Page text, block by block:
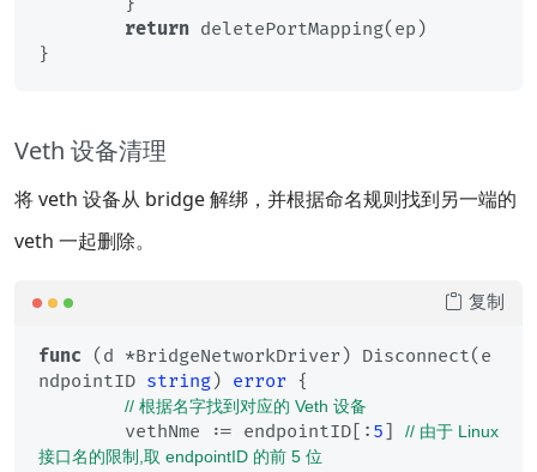
return deletePortMapping(ep)
Veth 设备清理
将 veth 设备从 bridge 解绑，并根据命名规则找到另一端的
veth 一起删除。
func (d *BridgeNetworkDriver) Disconnect(e
ndpointID string) error {
// 根据名字找到对应的 Veth 设备
	vethNme := endpointID[:
5
// 由于 Linux
接口名的限制,取 endpointID 的前 5 位
复制